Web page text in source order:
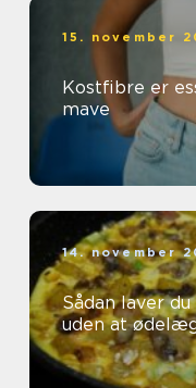
15. november
Kostfibre er
mave
14. november
Sådan laver
uden at